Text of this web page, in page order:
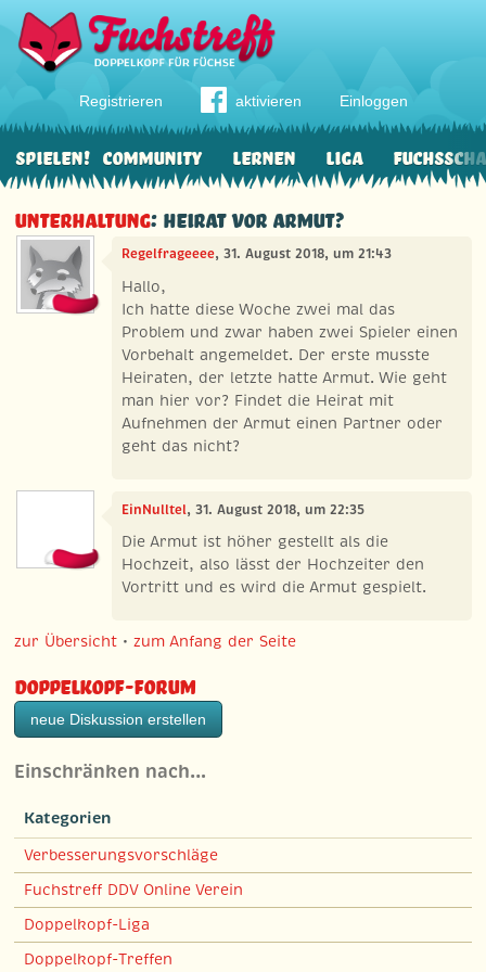
Registrieren aktivieren Einloggen
Community Lernen Liga
Spielen!
Unterhaltung: Heirat vor Armut?
Regelfrageeee, 31. August 2018, um 21:43
Hallo,
Ich hatte diese Woche zwei mal das
Problem und zwar haben zwei Spieler einen
Vorbehalt angemeldet. Der erste musste
Heiraten, der letzte hatte Armut. Wie geht
man hier vor? Findet die Heirat mit
Aufnehmen der Armut einen Partner oder
geht das nicht?
EinNulltel, 31. August 2018, um 22:35
Die Armut ist höher gestellt als die
Hochzeit, also lässt der Hochzeiter den
Vortritt und es wird die Armut gespielt.
zur Übersicht •zum Anfang der Seite
Doppelkopf-Forum
neue Diskussion erstellen
Einschränken nach…
Kategorien
Verbesserungsvorschläge
Fuchstreff DDV Online Verein
Doppelkopf-Liga
Doppelkopf-Treffen